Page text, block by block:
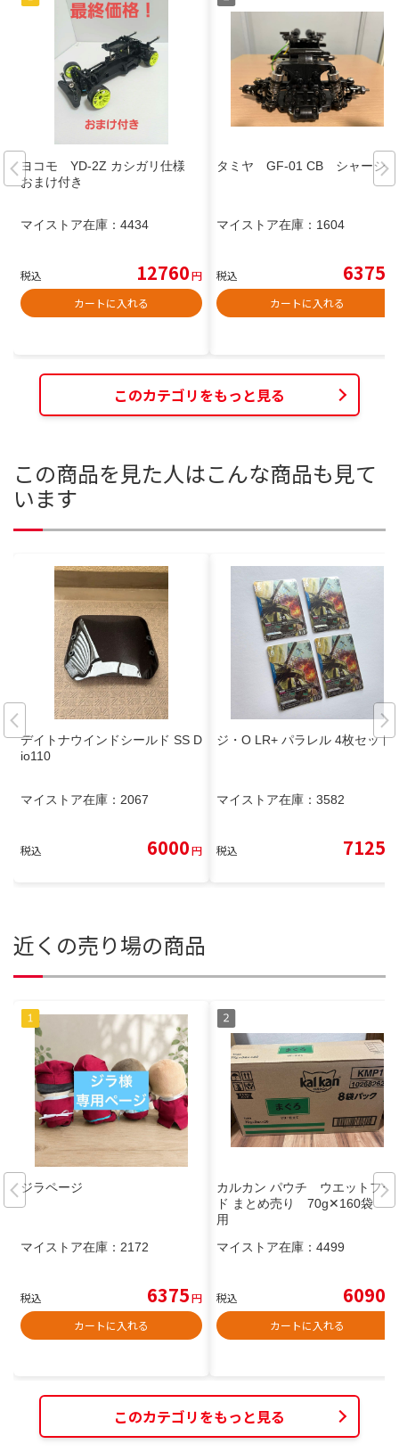
ヨコモ YD-2Z カシガリ仕様
おまけ付き
マイストア在庫： 4434
税込 12760円
カートに入れる
タミヤ GF-01 CB シャーシ
マイストア在庫： 1604
税込 6375
カートに入れる
このカテゴリをもっと見る
この商品を見た人はこんな商品も見て
います
デイトナウインドシールド SS D
io110
マイストア在庫： 2067
税込 6000円
ジ・O LR+ パラレル 4枚セット
マイストア在庫： 3582
税込 7125
近くの売り場の商品
ジラページ
マイストア在庫： 2172
税込 6375円
カートに入れる
カルカン パウチ ウエットフー
ド まとめ売り 70g✕160袋 猫
用
マイストア在庫： 4499
税込 6090
カートに入れる
このカテゴリをもっと見る